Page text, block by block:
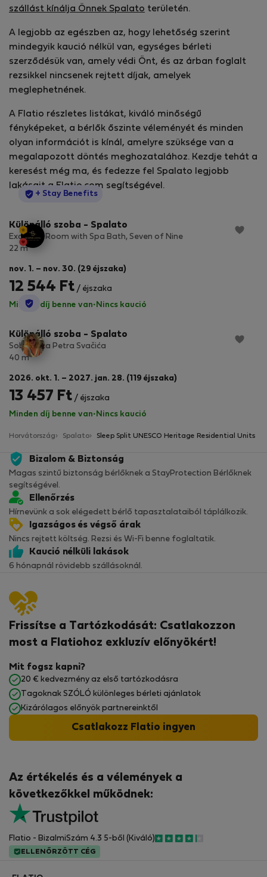
szállást kínálja Önnek Spalato területén.
A legjobb az egészben az, hogy lehetőség szerint
mindegyik kaució nélkül van, egységes bérleti
szerződésük van, amely védi Önt, és az árban foglalt
rezsikkel nincsenek rejtett díjak, amelyek
meglephetnének.
A Flatio részletes listákat, kiváló minőségű
fényképeket, a bérlők őszinte véleményét és minden
olyan információt is kínál, amelyre szüksége van a
megalapozott döntés meghozatalához. Kezdje tehát a
keresést még ma, és fedezze fel Spalato legjobb
lakásait a Flatio.com segítségével.
StayProtection
+ Stay Benefits
Különálló szoba - Spalato
Exclusive Room with Spa Bath, Seven of Nine
22 m2
nov. 1. – nov. 30. (29 éjszaka)
12 544 Ft / éjszaka
Minden díj benne van· Nincs kaució
StayProtection
Különálló szoba - Spalato
Soba Ulica Petra Svačića
40 m
2
2026. okt. 1. – 2027. jan. 28. (119 éjszaka)
13 457 Ft / éjszaka
Minden díj benne van· Nincs kaució
Horvátország Spalato Sleep Split UNESCO Heritage Residential Units
Bizalom & Biztonság
Magas szintű biztonság bérlőknek a StayProtection Bérlőknek
segítségével.
Ellenőrzés
Hírnevünk a sok elégedett bérlő tapasztalataiból táplálkozik.
Igazságos és végső árak
Nincs rejtett költség. Rezsi és Wi-Fi benne foglaltatik.
Kaució nélküli lakások
6 hónapnál rövidebb szállásoknál.
Az értékelés és a vélemények a
következőkkel működnek:
Flatio - BizalmiSzám 4.3 5-ből (Kiváló)
ELLENŐRZÖTT CÉG
Frissítse a Tartózkodását: Csatlakozzon
most a Flatiohoz exkluzív előnyökért!
Mit fogsz kapni?
20 € kedvezmény az első tartózkodásra
Tagoknak SZÓLÓ különleges bérleti ajánlatok
Kizárólagos előnyök partnereinktől
Csatlakozz Flatio ingyen